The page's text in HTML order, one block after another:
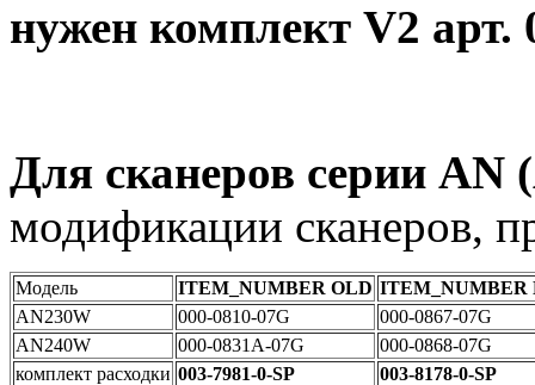
нужен комплект V2 арт.
Для сканеров серии AN
модификации сканеров,
Модель ITEM_NUMBER OLD ITEM_NUMBER
AN230W
000-0810-07G
000-0867-07G
AN240W
000-0831A-07G
000-0868-07G
комплект расходки 003-7981-0-SP 003-8178-0-SP